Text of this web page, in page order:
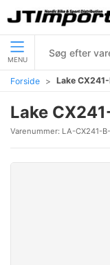
MENU
Forside Lake
Lake
Varenummer: LA-CX241-